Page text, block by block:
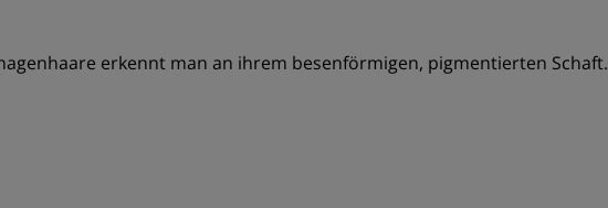
erkennt man an ihrem besenförmigen, pigmentierten Schaft.